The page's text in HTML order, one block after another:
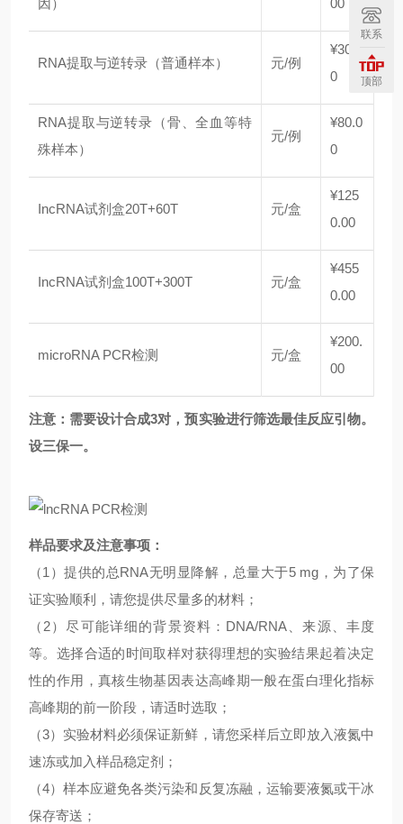
因） 00
RNA提取与逆转录（普通样本） 元/例
¥30.0
0
RNA提取与逆转录（骨、全血等特
殊样本）
元/例
¥80.0
0
IncRNA试剂盒20T+60T 元/盒
¥125
0.00
IncRNA试剂盒100T+300T 元/盒
¥455
0.00
microRNA PCR检测 元/盒
¥200.
00
注意： 需要设计合成3对，预实验进行筛选最佳反应引物。
设三保一。
样品要求及注意事项：
（1）提供的总RNA无明显降解，总量大于5 mg，为了保
证实验顺利，请您提供尽量多的材料；
（2）尽可能详细的背景资料：DNA/RNA、来源、丰度
等。选择合适的时间取样对获得理想的实验结果起着决定
性的作用，真核生物基因表达高峰期一般在蛋白理化指标
高峰期的前一阶段，请适时选取；
（3）实验材料必须保证新鲜，请您采样后立即放入液氮中
速冻或加入样品稳定剂；
（4）样本应避免各类污染和反复冻融，运输要液氮或干冰
保存寄送；
联系
顶部